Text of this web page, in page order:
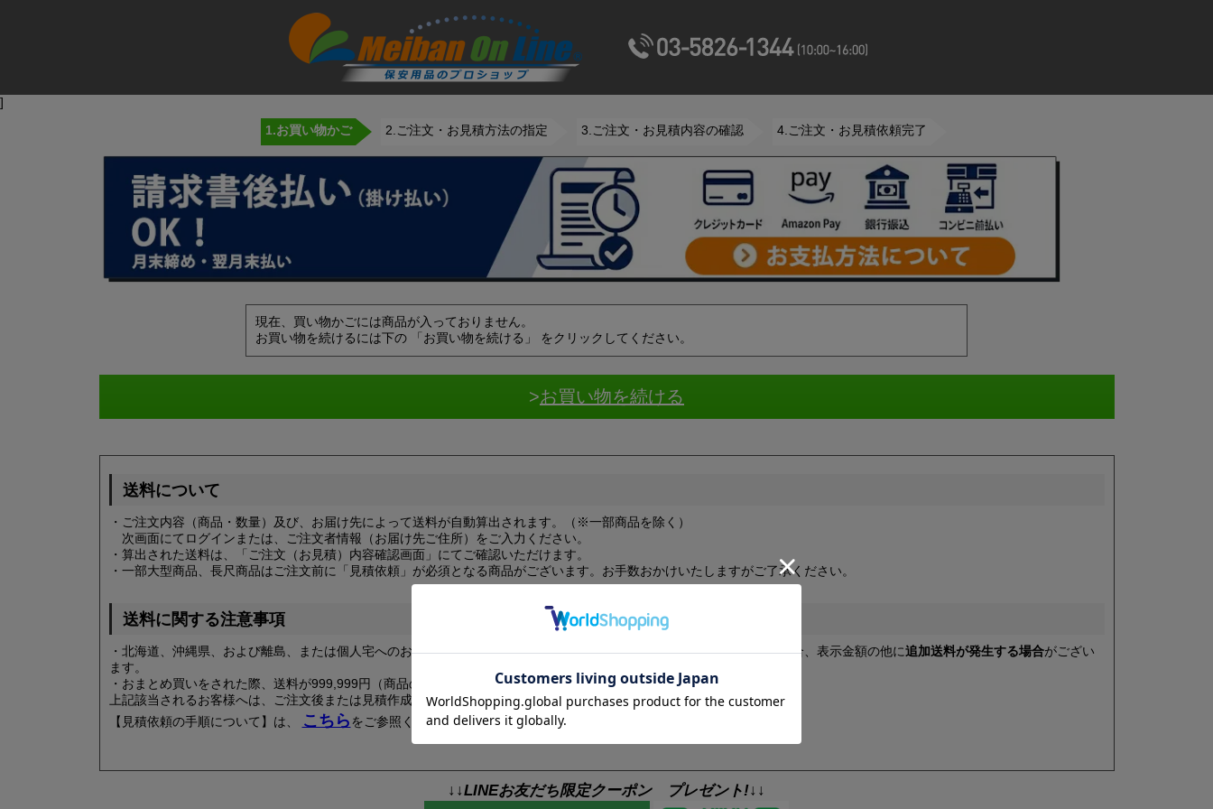
]
1.お買い物かご
2.ご注文・お見積方法の指定 3.ご注文・お見積内容の確認 4.ご注文・お見積依頼完了
現在、買い物かごには商品が入っておりません。
お買い物を続けるには下の 「お買い物を続ける」 をクリックしてください。
>
送料について
・ご注文内容（商品・数量）及び、お届け先によって送料が自動算出されます。（※一部商品を除く）
次画面にてログインまたは、ご注文者情報（お届け先ご住所）をご入力ください。
・算出された送料は、「ご注文（お見積）内容確認画面」にてご確認いただけます。
・一部大型商品、長尺商品はご注文前に「見積依頼」が必須となる商品がございます。お手数おかけいたしますがご了承ください。
送料に関する注意事項
・北海道、沖縄県、および離島、または個人宅へのお届け（都道府県問わず）の場合や、商品を大量にご注文いただく場合、表示金額の他に追加送料が発生する場合がござい
ます。
・おまとめ買いをされた際、送料が999,999円（商品の組み合わせによってはそれ以上）と表示される場合がございます。
上記該当されるお客様へは、ご注文後または見積作成時に改めて送料をご連絡させていただきます。
【見積依頼の手順について】は、
こちら をご参照ください。
↓↓LINEお友だち限定クーポン プレゼント!↓↓